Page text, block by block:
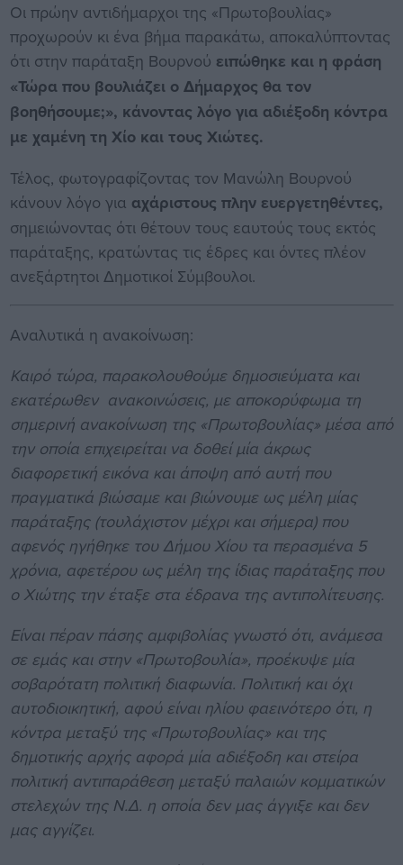
Οι πρώην αντιδήμαρχοι της «Πρωτοβουλίας»
προχωρούν κι ένα βήμα παρακάτω, αποκαλύπτοντας
ότι στην παράταξη Βουρνού ειπώθηκε και η φράση
«Τώρα που βουλιάζει ο Δήμαρχος θα τον
βοηθήσουμε;», κάνοντας λόγο για αδιέξοδη κόντρα
με χαμένη τη Χίο και τους Χιώτες.
Τέλος, φωτογραφίζοντας τον Μανώλη Βουρνού
κάνουν λόγο για αχάριστους πλην ευεργετηθέντες,
σημειώνοντας ότι θέτουν τους εαυτούς τους εκτός
παράταξης, κρατώντας τις έδρες και όντες πλέον
ανεξάρτητοι Δημοτικοί Σύμβουλοι.
Αναλυτικά η ανακοίνωση:
Καιρό τώρα, παρακολουθούμε δημοσιεύματα και
εκατέρωθεν ανακοινώσεις, με αποκορύφωμα τη
σημερινή ανακοίνωση της «Πρωτοβουλίας» μέσα από
την οποία επιχειρείται να δοθεί μία άκρως
διαφορετική εικόνα και άποψη από αυτή που
πραγματικά βιώσαμε και βιώνουμε ως μέλη μίας
παράταξης (τουλάχιστον μέχρι και σήμερα) που
αφενός ηγήθηκε του Δήμου Χίου τα περασμένα 5
χρόνια, αφετέρου ως μέλη της ίδιας παράταξης που
ο Χιώτης την έταξε στα έδρανα της αντιπολίτευσης.
Είναι πέραν πάσης αμφιβολίας γνωστό ότι, ανάμεσα
σε εμάς και στην «Πρωτοβουλία», προέκυψε μία
σοβαρότατη πολιτική διαφωνία. Πολιτική και όχι
αυτοδιοικητική, αφού είναι ηλίου φαεινότερο ότι, η
κόντρα μεταξύ της «Πρωτοβουλίας» και της
δημοτικής αρχής αφορά μία αδιέξοδη και στείρα
πολιτική αντιπαράθεση μεταξύ παλαιών κομματικών
στελεχών της Ν.Δ. η οποία δεν μας άγγιξε και δεν
μας αγγίζει.